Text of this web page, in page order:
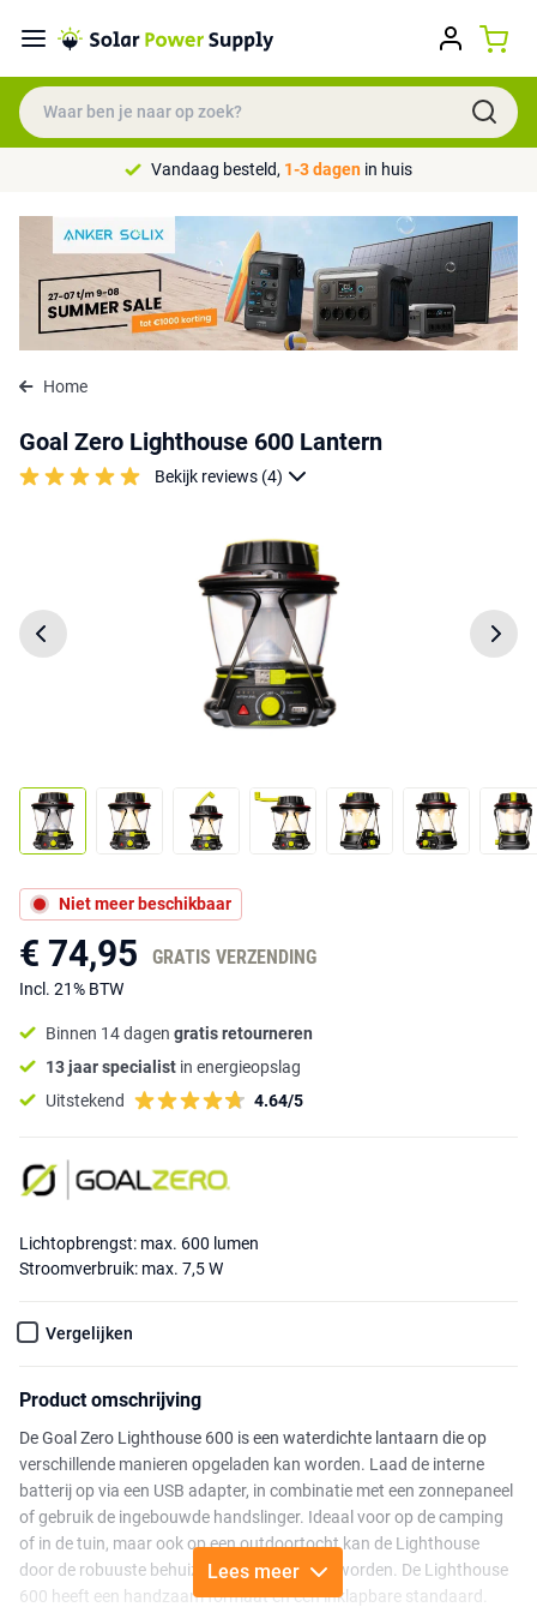
Vandaag besteld, 1-3 dagen in huis
Home
Goal Zero Lighthouse 600 Lantern
Bekijk reviews (4)
Niet meer beschikbaar
€ 74,95 GRATIS VERZENDING
Incl. 21% BTW
Binnen 14 dagen gratis retourneren
13 jaar specialist in energieopslag
Uitstekend
4.64/5
Lichtopbrengst: max. 600 lumen
Stroomverbruik: max. 7,5 W
Vergelijken
Product omschrijving
De Goal Zero Lighthouse 600 is een waterdichte lantaarn die op
verschillende manieren opgeladen kan worden. Laad de interne
batterij op via een USB adapter, in combinatie met een zonnepaneel
of gebruik de ingebouwde handslinger. Ideaal voor op de camping
of in de tuin, maar ook op een outdoortocht kan de Lighthouse
door de robuuste behuizing prima gebruikt worden. De Lighthouse
600 heeft een handzaam formaat en een inklapbare standaard.
Lees meer